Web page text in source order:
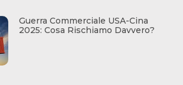
Guerra Commerciale USA-Cina
2025: Cosa Rischiamo Davvero?